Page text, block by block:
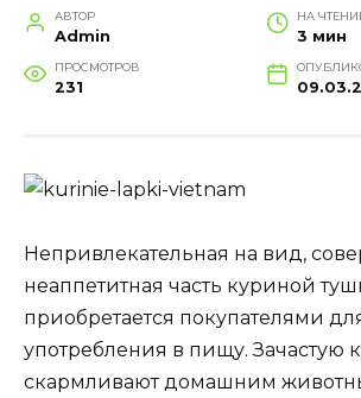
АВТОР
Admin
НА
3 мин
ПРОСМОТРОВ
231
Непривлекательная на вид,
неаппетитная часть куриной
приобретается покупателями
употребления в пищу. Зачастую
скармливают домашним